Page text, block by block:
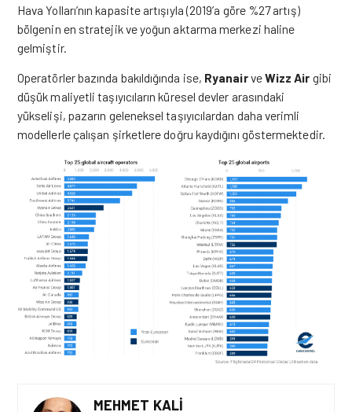
Hava Yolları’nın kapasite artışıyla (2019’a göre %27 artış)
bölgenin en stratejik ve yoğun aktarma merkezi haline
gelmiştir.
Operatörler bazında bakıldığında ise, RyanairveWizz Air gibi
düşük maliyetli taşıyıcıların küresel devler arasındaki
yükselişi, pazarın geleneksel taşıyıcılardan daha verimli
modellerle çalışan şirketlere doğru kaydığını göstermektedir.
MEHMET KALI